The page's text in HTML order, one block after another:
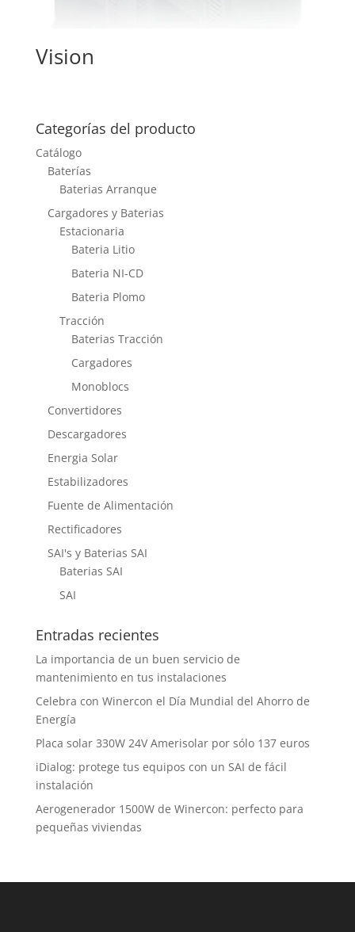
Vision
Categorías del producto
Catálogo
Baterías
Baterias Arranque
Cargadores y Baterias
Estacionaria
Bateria Litio
Bateria NI-CD
Bateria Plomo
Tracción
Baterias Tracción
Cargadores
Monoblocs
Convertidores
Descargadores
Energia Solar
Estabilizadores
Fuente de Alimentación
Rectificadores
SAI's y Baterias SAI
Baterias SAI
SAI
Entradas recientes
La importancia de un buen servicio de
mantenimiento en tus instalaciones
Celebra con Winercon el Día Mundial del Ahorro de
Energía
Placa solar 330W 24V Amerisolar por sólo 137 euros
iDialog: protege tus equipos con un SAI de fácil
instalación
Aerogenerador 1500W de Winercon: perfecto para
pequeñas viviendas